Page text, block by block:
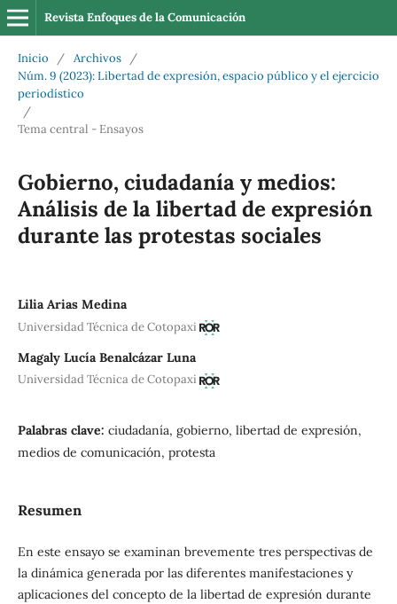
Revista Enfoques de la Comunicación
Inicio / Archivos
/
Núm. 9 (2023): Libertad de expresión, espacio público y el ejercicio
periodístico
/
Tema central - Ensayos
Gobierno, ciudadanía y medios:
Análisis de la libertad de expresión
durante las protestas sociales
Lilia Arias Medina
Universidad Técnica de Cotopaxi
Magaly Lucía Benalcázar Luna
Universidad Técnica de Cotopaxi
Palabras clave: ciudadanía, gobierno, libertad de expresión,
medios de comunicación, protesta
Resumen
En este ensayo se examinan brevemente tres perspectivas de
la dinámica generada por las diferentes manifestaciones y
aplicaciones del concepto de la libertad de expresión durante